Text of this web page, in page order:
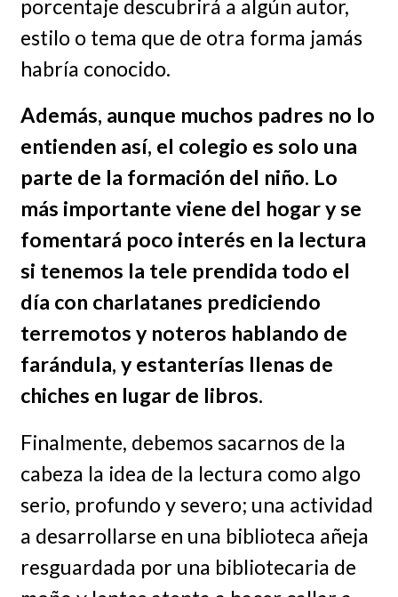
porcentaje descubrirá a algún autor,
estilo o tema que de otra forma jamás
habría conocido.
Además, aunque muchos padres no lo
entienden así, el colegio es solo una
parte de la formación del niño. Lo
más importante viene del hogar y se
fomentará poco interés en la lectura
si tenemos la tele prendida todo el
día con charlatanes prediciendo
terremotos y noteros hablando de
farándula, y estanterías llenas de
chiches en lugar de libros.
Finalmente, debemos sacarnos de la
cabeza la idea de la lectura como algo
serio, profundo y severo; una actividad
a desarrollarse en una biblioteca añeja
resguardada por una bibliotecaria de